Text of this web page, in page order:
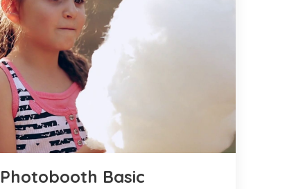
Photobooth Basic